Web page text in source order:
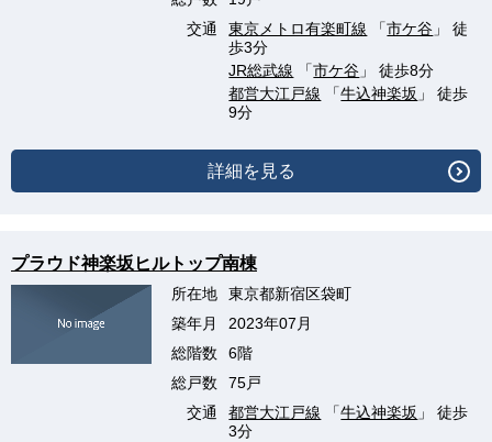
交通
東京メトロ有楽町線 「市ケ谷 」 徒
歩3分
JR総武線 「市ケ谷 」 徒歩8分
都営大江戸線 「牛込神楽坂 」 徒歩
9分
詳細を見る
プラウド神楽坂ヒルトップ南棟
所在地
東京都新宿区袋町
築年月
2023年07月
総階数
6階
総戸数
75戸
交通
都営大江戸線 「牛込神楽坂 」 徒歩
3分